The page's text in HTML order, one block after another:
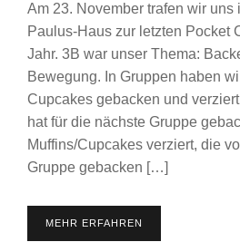
Am 23. November trafen wir uns
Paulus-Haus zur letzten Pocket
Jahr. 3B war unser Thema:
Bewegung. In Gruppen haben
Cupcakes gebacken und
hat für die nächste Gruppe
Muffins/Cupcakes verziert, die
Gruppe gebacken […]
MEHR ERFAHREN